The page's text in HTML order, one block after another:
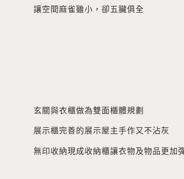
讓空間麻雀雖小，卻五臟俱全
玄關與衣櫃做為雙面櫃體規劃
展示櫃完善的展示屋主手作又不沾灰
無印收納現成收納櫃讓衣物及物品更加